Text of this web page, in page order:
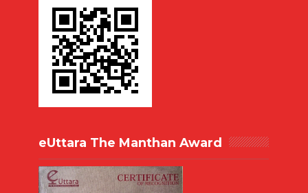
eUttara The Manthan Award